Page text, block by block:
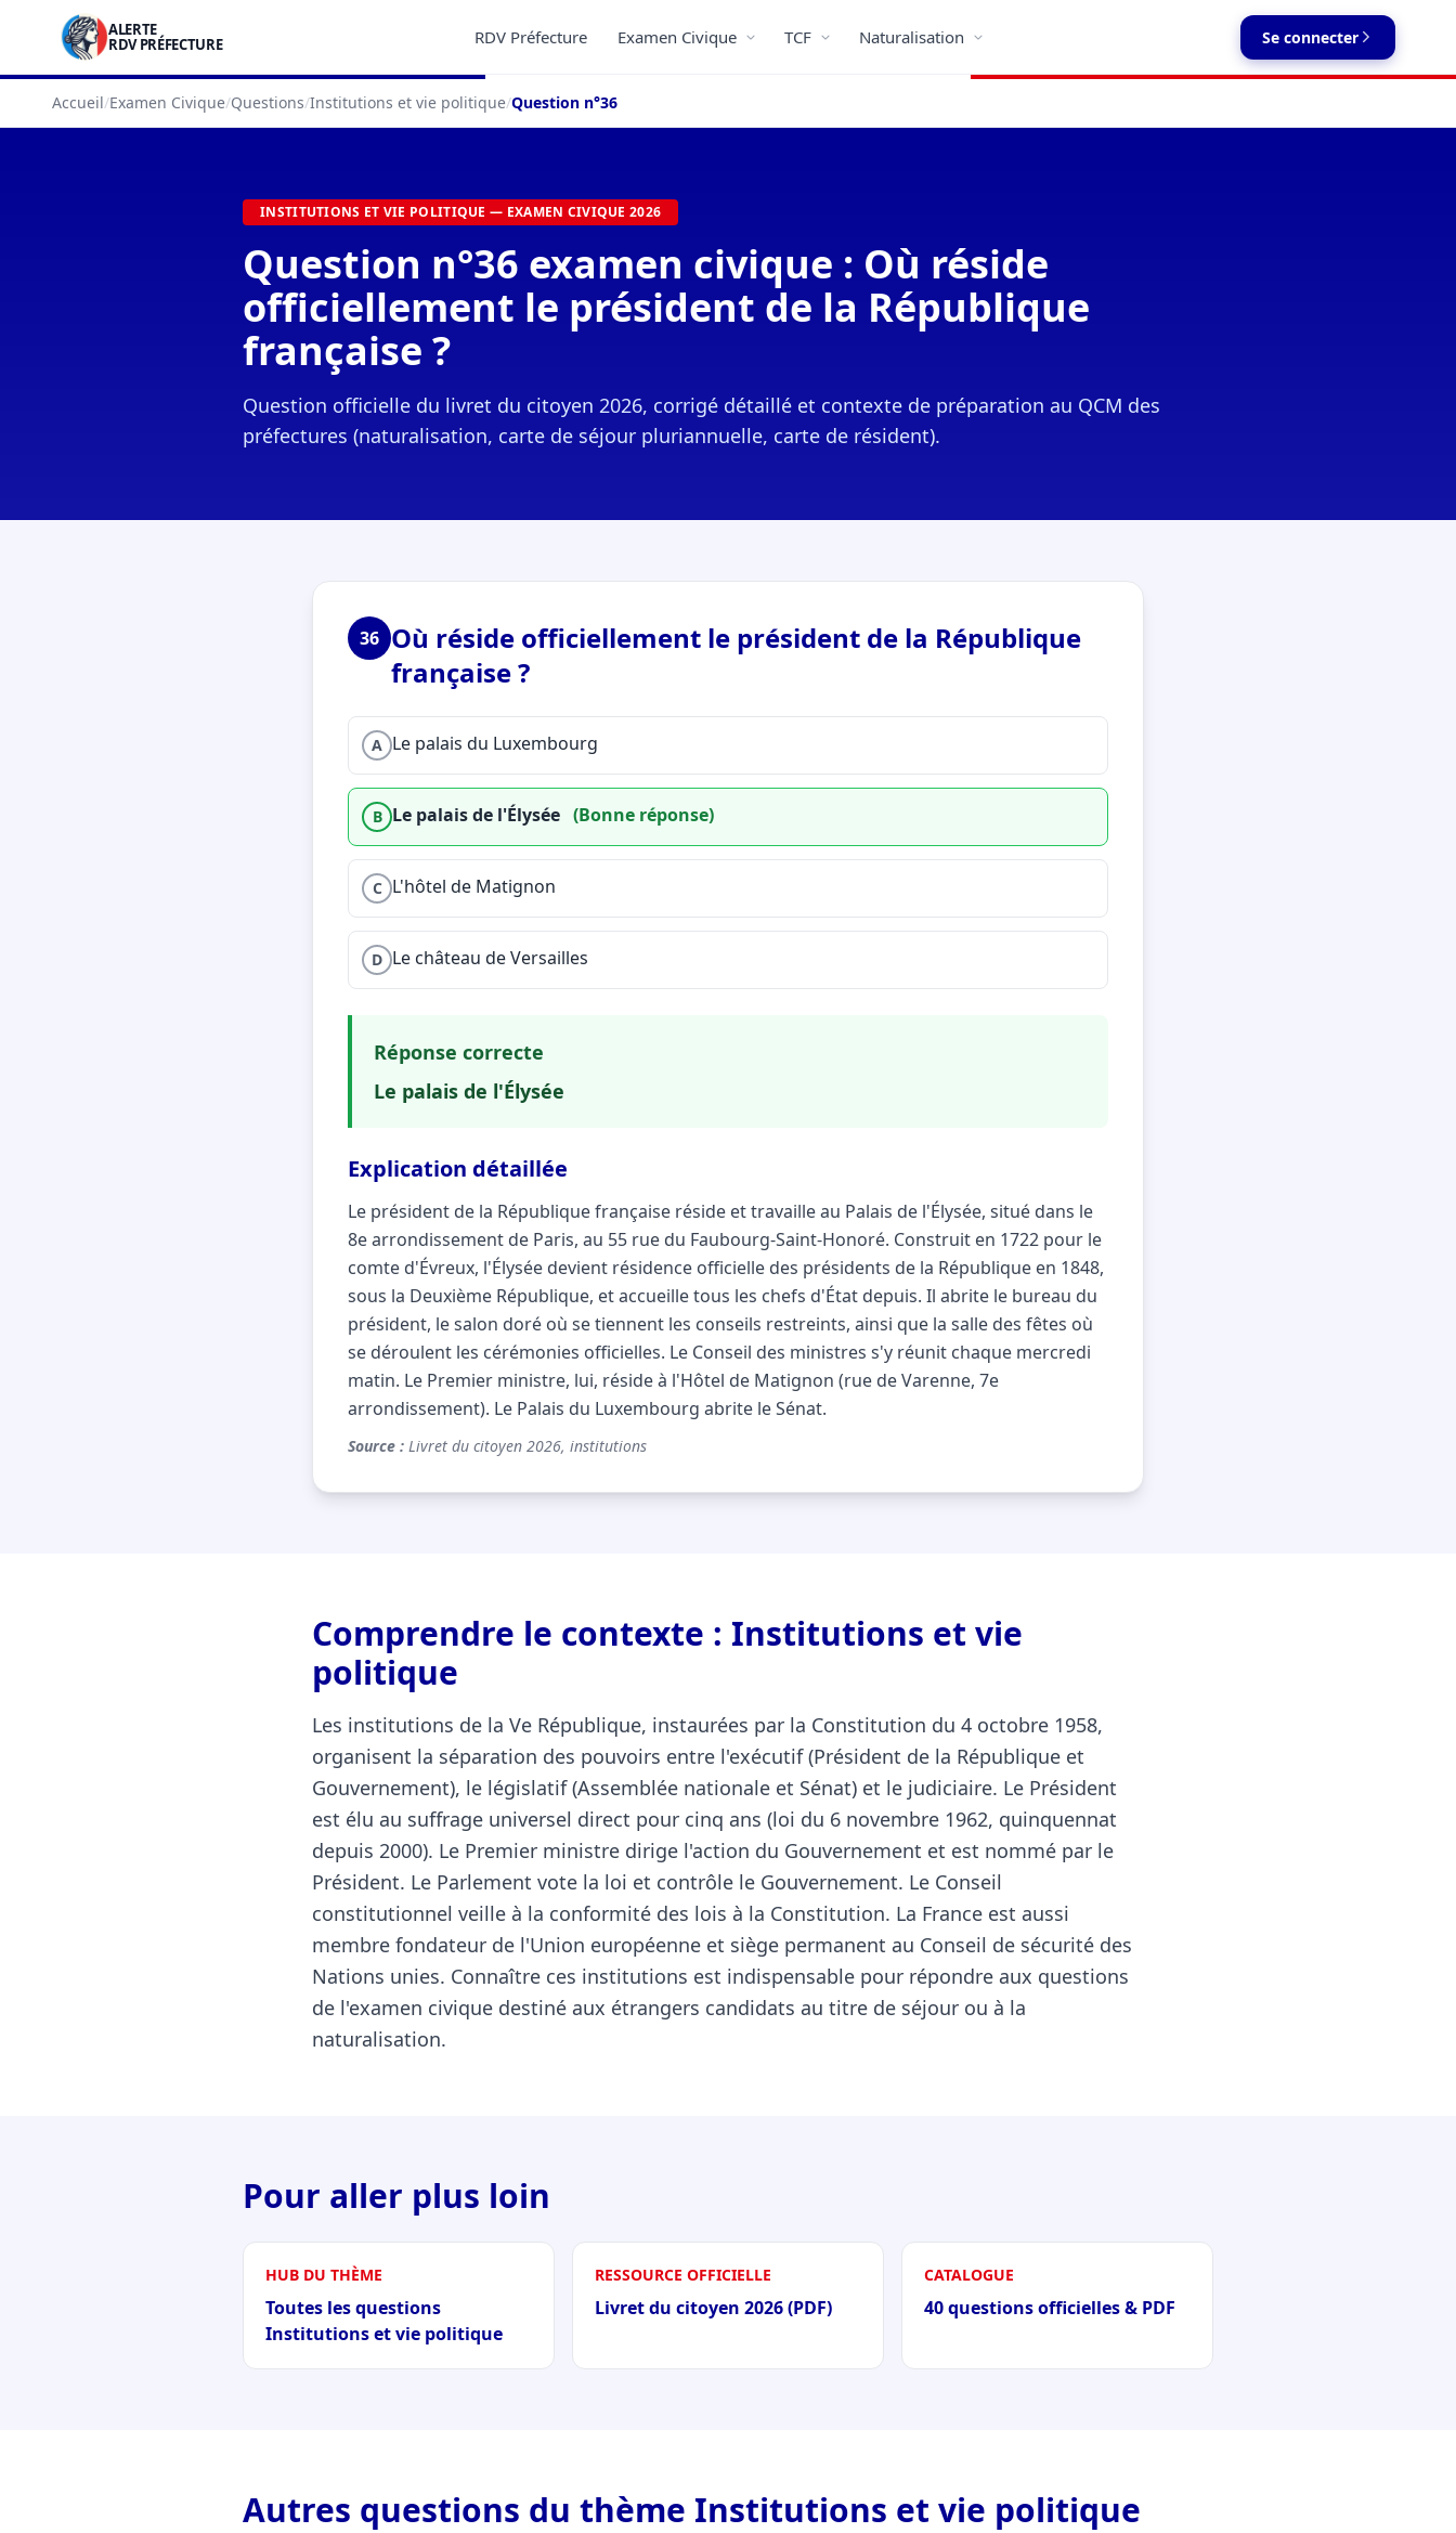
ALERTE
RDV PRÉFECTURE RDV Préfecture Examen Civique TCF Naturalisation Se connecter
Accueil/Examen Civique/Questions/Institutions et vie politique/Question n°36
INSTITUTIONS ET VIE POLITIQUE — EXAMEN CIVIQUE 2026
Question n°36 examen civique : Où réside
officiellement le président de la République
française ?
Question officielle du livret du citoyen 2026, corrigé détaillé et contexte de préparation au QCM des
préfectures (naturalisation, carte de séjour pluriannuelle, carte de résident).
36 Où réside officiellement le président de la République
française ?
A Le palais du Luxembourg
B Le palais de l'Élysée (Bonne réponse)
C L'hôtel de Matignon
D Le château de Versailles
Réponse correcte
Le palais de l'Élysée
Explication détaillée
Le président de la République française réside et travaille au Palais de l'Élysée, situé dans le
8e arrondissement de Paris, au 55 rue du Faubourg-Saint-Honoré. Construit en 1722 pour le
comte d'Évreux, l'Élysée devient résidence officielle des présidents de la République en 1848,
sous la Deuxième République, et accueille tous les chefs d'État depuis. Il abrite le bureau du
président, le salon doré où se tiennent les conseils restreints, ainsi que la salle des fêtes où
se déroulent les cérémonies officielles. Le Conseil des ministres s'y réunit chaque mercredi
matin. Le Premier ministre, lui, réside à l'Hôtel de Matignon (rue de Varenne, 7e
arrondissement). Le Palais du Luxembourg abrite le Sénat.
Source : Livret du citoyen 2026, institutions
Comprendre le contexte : Institutions et vie
politique
Les institutions de la Ve République, instaurées par la Constitution du 4 octobre 1958,
organisent la séparation des pouvoirs entre l'exécutif (Président de la République et
Gouvernement), le législatif (Assemblée nationale et Sénat) et le judiciaire. Le Président
est élu au suffrage universel direct pour cinq ans (loi du 6 novembre 1962, quinquennat
depuis 2000). Le Premier ministre dirige l'action du Gouvernement et est nommé par le
Président. Le Parlement vote la loi et contrôle le Gouvernement. Le Conseil
constitutionnel veille à la conformité des lois à la Constitution. La France est aussi
membre fondateur de l'Union européenne et siège permanent au Conseil de sécurité des
Nations unies. Connaître ces institutions est indispensable pour répondre aux questions
de l'examen civique destiné aux étrangers candidats au titre de séjour ou à la
naturalisation.
Pour aller plus loin
HUB DU THÈME
Toutes les questions
Institutions et vie politique
RESSOURCE OFFICIELLE
Livret du citoyen 2026 (PDF)
CATALOGUE
40 questions officielles & PDF
Autres questions du thème Institutions et vie politique